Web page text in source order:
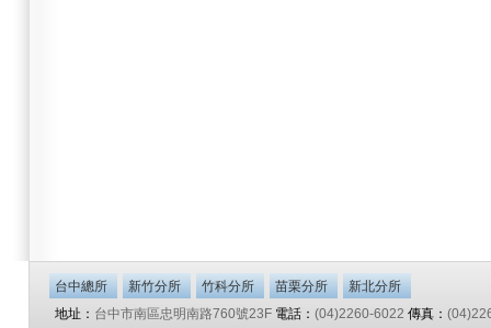
台中總所 新竹分所 竹科分所 苗栗分所
新北分所
地址： 台中市南區忠明南路760號23F 電話： (04)2260-6022 傳真：